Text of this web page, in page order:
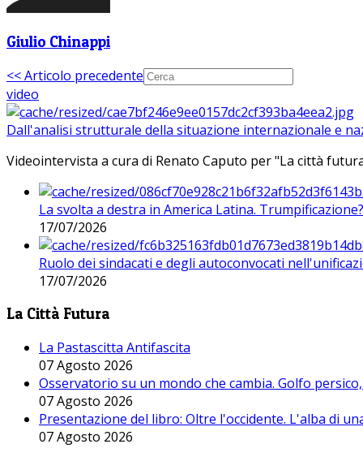
Giulio Chinappi
<< Articolo precedente
video
Dall'analisi strutturale della situazione internazionale e
Videointervista a cura di Renato Caputo per "La città
La svolta a destra in America Latina. Trumpificazione?
17/07/2026
Ruolo dei sindacati e degli autoconvocati
17/07/2026
La Città Futura
La Pastascitta Antifascita
07 Agosto 2026
Osservatorio su un mondo che cambia. Golfo
07 Agosto 2026
Presentazione del libro: Oltre l'occidente. L'alba di
07 Agosto 2026